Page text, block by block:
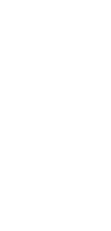
Um 11:32
et de l’Étoile